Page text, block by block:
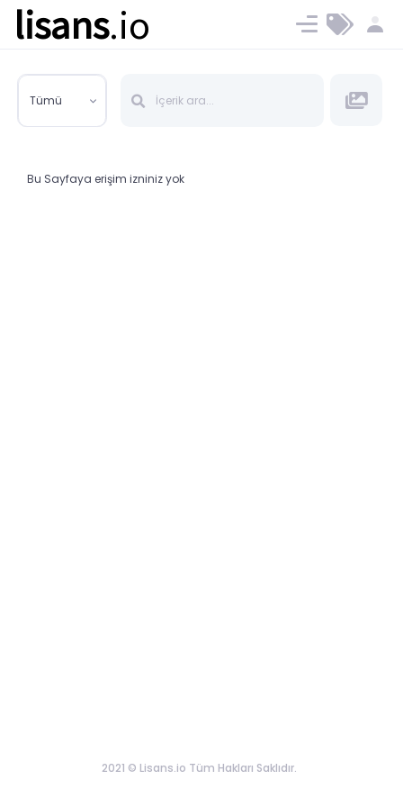
lisans.io Ücret ve Planlar
Tümü
Bu Sayfaya erişim izniniz yok
2021 © Lisans.io Tüm Hakları Saklıdır.